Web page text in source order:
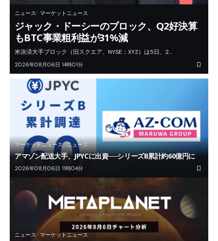
ニュース マーケットニュース
ジャック・ドーシーのブロック、Q2好決算
もBTC事業粗利益が31%減
米決済大手ブロック（旧スクエア、NYSE：XYZ）は5日、2…
2026年08月06日 14時01分
マーケットニュース ニュース
アマゾン配送大手、JPYCに出資──シリーズB累計約60億円に
2026年08月06日 11時04分
ニュース マーケットニュース